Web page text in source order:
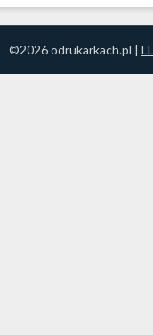
©2026 odrukarkach.pl |